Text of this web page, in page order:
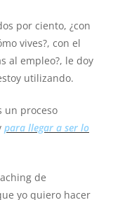
por ciento, ¿con
vives?, con el
al empleo?, le doy
utilizando.
un proceso
para llegar a ser lo
de
yo quiero hacer